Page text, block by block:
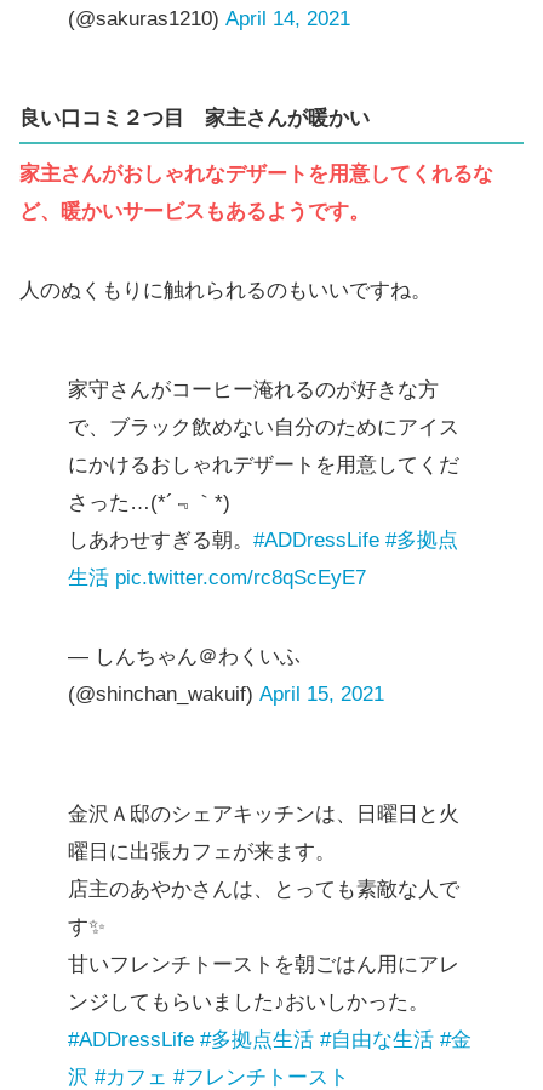
(@sakuras1210) April 14, 2021
良い口コミ２つ目 家主さんが暖かい
家主さんがおしゃれなデザートを用意してくれるな
ど、暖かいサービスもあるようです。
人のぬくもりに触れられるのもいいですね。
家守さんがコーヒー淹れるのが好きな方
で、ブラック飲めない自分のためにアイス
にかけるおしゃれデザートを用意してくだ
さった…(*´﹃｀*)
しあわせすぎる朝。 #ADDressLife #多拠点
生活 pic.twitter.com/rc8qScEyE7
— しんちゃん＠わくいふ
(@shinchan_wakuif) April 15, 2021
金沢Ａ邸のシェアキッチンは、日曜日と火
曜日に出張カフェが来ます。
店主のあやかさんは、とっても素敵な人で
す✨
甘いフレンチトーストを朝ごはん用にアレ
ンジしてもらいました♪おいしかった。
#ADDressLife #多拠点生活 #自由な生活 #金
沢 #カフェ #フレンチトースト